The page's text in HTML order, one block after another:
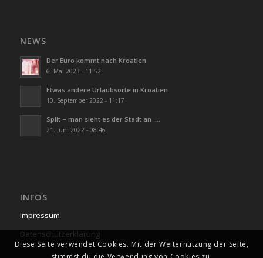
NEWS
Der Euro kommt nach Kroatien
6. Mai 2023 - 11:52
Etwas andere Urlaubsorte in Kroatien
10. September 2022 - 11:17
Split – man sieht es der Stadt an ….
21. Juni 2022 - 08:46
INFOS
Impressum
Datenschutzerklärung
Diese Seite verwendet Cookies. Mit der Weiternutzung der Seite,